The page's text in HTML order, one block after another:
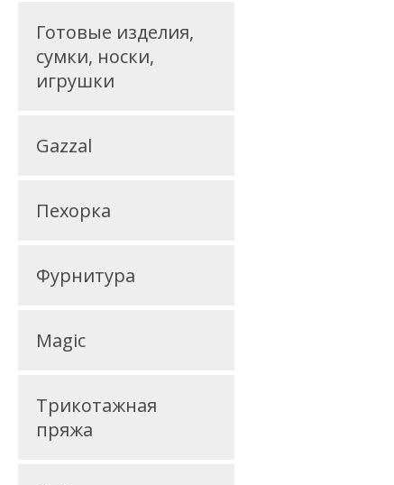
Готовые изделия,
сумки, носки,
игрушки
Gazzal
Пехорка
Фурнитура
Magic
Трикотажная
пряжа